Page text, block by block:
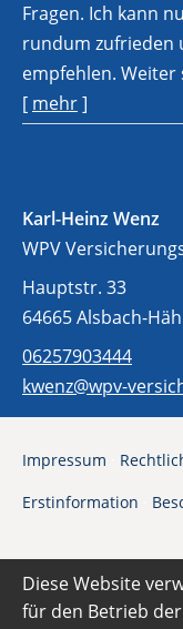
Fragen. Ich kann
rundum zufrieden
empfehlen. Weiter
[ mehr]
Karl-Heinz Wenz
WPV
Hauptstr. 33
64665 Alsbach-
06257903444
kwenz@wpv-
Impressum
Erstinformation
Diese Website
für den Betrieb